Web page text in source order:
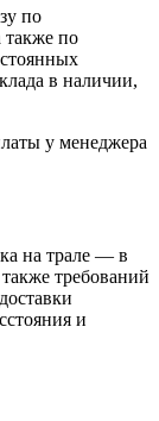
по
по
в наличии,
у менеджера
на трале — в
требований
и